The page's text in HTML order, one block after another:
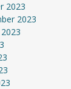
2023
2023